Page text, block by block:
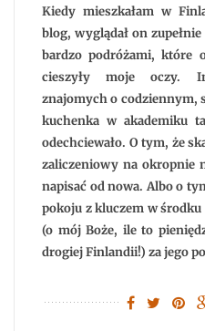
Kiedy mieszkałam w
blog, wyglądał on
bardzo podróżami, które
cieszyły moje oczy.
znajomych o codziennym,
kuchenka w akademiku
odechciewało. O tym, że
zaliczeniowy na okropnie
napisać od nowa. Albo o
pokoju z kluczem w środku
(o mój Boże, ile to
drogiej Finlandii!) za jego